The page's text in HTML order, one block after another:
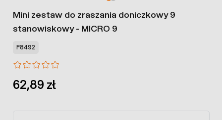
Mini zestaw do zraszania doniczkowy 9
stanowiskowy - MICRO 9
F8492
62,89 zł